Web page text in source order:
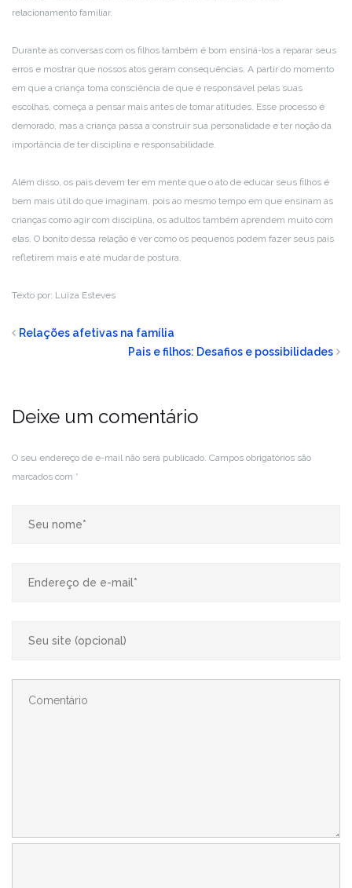
relacionamento familiar.
Durante as conversas com os filhos também é bom ensiná-los a reparar seus
erros e mostrar que nossos atos geram consequências. A partir do momento
em que a criança toma consciência de que é responsável pelas suas
escolhas, começa a pensar mais antes de tomar atitudes. Esse processo é
demorado, mas a criança passa a construir sua personalidade e ter noção da
importância de ter disciplina e responsabilidade.
Além disso, os pais devem ter em mente que o ato de educar seus filhos é
bem mais útil do que imaginam, pois ao mesmo tempo em que ensinam as
crianças como agir com disciplina, os adultos também aprendem muito com
elas. O bonito dessa relação é ver como os pequenos podem fazer seus pais
refletirem mais e até mudar de postura.
Texto por: Luiza Esteves
Relações afetivas na família
Pais e filhos: Desafios e possibilidades
Deixe um comentário
O seu endereço de e-mail não será publicado. Campos obrigatórios são
marcados com *